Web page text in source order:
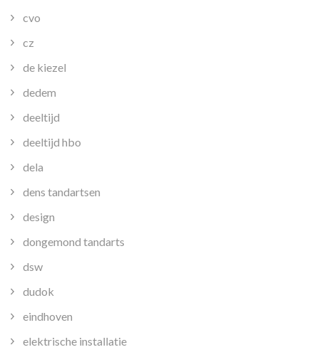
cvo
cz
de kiezel
dedem
deeltijd
deeltijd hbo
dela
dens tandartsen
design
dongemond tandarts
dsw
dudok
eindhoven
elektrische installatie